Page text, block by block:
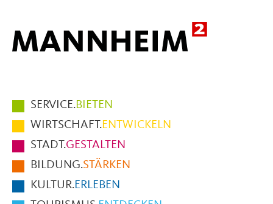
Hauptmenüpunkte
im
Fußbereich
der
Seite
SERVICE.BIETEN
WIRTSCHAFT.ENTWICKELN
STADT.GESTALTEN
BILDUNG.STÄRKEN
KULTUR.ERLEBEN